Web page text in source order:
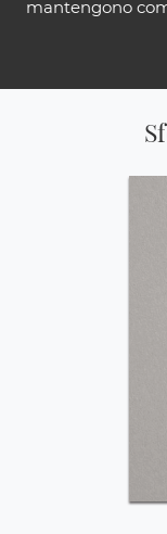
mantengono